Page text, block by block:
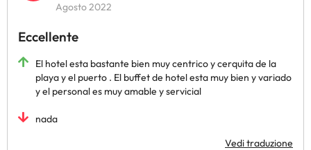
Agosto 2022
Eccellente
El hotel esta bastante bien muy centrico y cerquita de la
playa y el puerto . El buffet de hotel esta muy bien y variado
y el personal es muy amable y servicial
nada
Vedi traduzione